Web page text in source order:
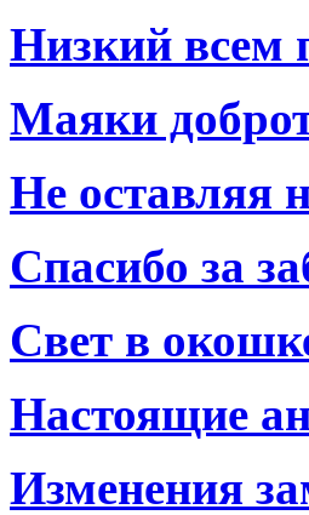
Низкий всем
Маяки
Не оставляя
Спасибо за
Свет в
Настоящие
Изменения